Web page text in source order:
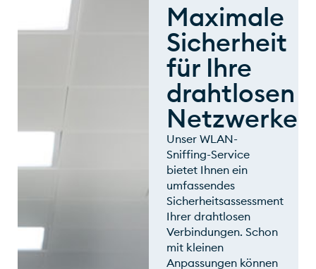
Maximale
Sicherheit
für Ihre
drahtlosen
Netzwerke
Unser WLAN-
Sniffing-Service
bietet Ihnen ein
umfassendes
Sicherheitsassessment
Ihrer drahtlosen
Verbindungen. Schon
mit kleinen
Anpassungen können